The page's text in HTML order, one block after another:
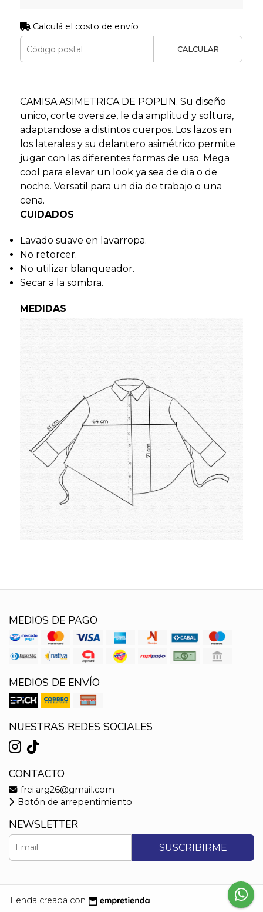
Calculá el costo de envío
CALCULAR
CAMISA ASIMETRICA DE POPLIN. Su diseño
unico, corte oversize, le da amplitud y soltura,
adaptandose a distintos cuerpos. Los lazos en
los laterales y su delantero asimétrico permite
jugar con las diferentes formas de uso. Mega
cool para elevar un look ya sea de dia o de
noche. Versatil para un dia de trabajo o una
cena.
CUIDADOS
Lavado suave en lavarropa.
No retorcer.
No utilizar blanqueador.
Secar a la sombra.
MEDIDAS
MEDIOS DE PAGO
MEDIOS DE ENVÍO
NUESTRAS REDES SOCIALES
CONTACTO
frei.arg26@gmail.com
Botón de arrepentimiento
NEWSLETTER
SUSCRIBIRME
Tienda creada con